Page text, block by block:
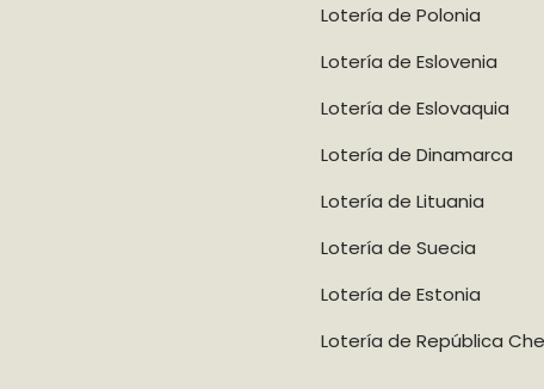
Lotería de Polonia
Lotería de Eslovenia
Lotería de Eslovaquia
Lotería de Dinamarca
Lotería de Lituania
Lotería de Suecia
Lotería de Estonia
Lotería de República